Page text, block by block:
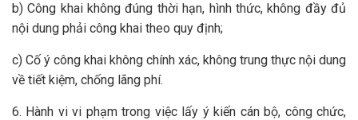
b) Công khai không đúng thời hạn, hình thức, không đầy đủ
nội dung phải công khai theo quy định;
c) Cố ý công khai không chính xác, không trung thực nội dung
về tiết kiệm, chống lãng phí.
6. Hành vi vi phạm trong việc lấy ý kiến cán bộ, công chức,